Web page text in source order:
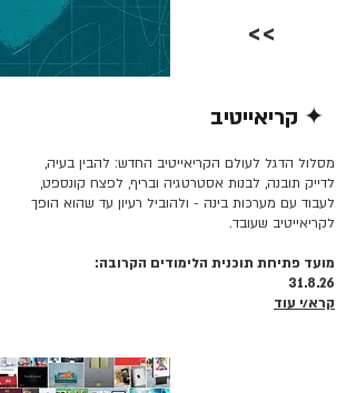
>>
✦ קריאייטיב
מסלול הדגל לעולם הקריאייטיב החדש: להבין בעיה,
לדייק תובנה, לבנות אסטרטגיה ובריף, לפצח קונספט,
לעבוד עם מערכות בינה - ולהוביל רעיון עד שהוא הופך
לקריאייטיב שעובד.
מועד פתיחת תוכנית הלימודים הקרובה:
31.8.26
קרא/י עוד